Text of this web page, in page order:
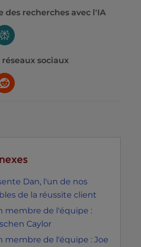
des recherches avec l'IA
sociaux
Dan, l'un de nos
de la réussite client
membre de l'équipe :
Caylor
membre de l'équipe : Joe